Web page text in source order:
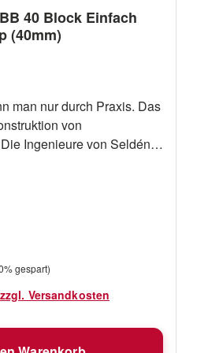
40 Block Einfach
(40mm)
man nur durch Praxis. Das
von
Ingenieure von Seldén
ein umfangreiches
und Decksausrüstung.
nichtrostender Stahl
gespart)
Versandkosten